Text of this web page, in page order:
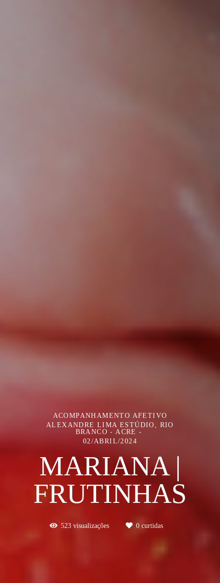
ACOMPANHAMENTO AFETIVO
ALEXANDRE LIMA ESTÚDIO, RIO
BRANCO - ACRE
02/ABRIL/2024
MARIANA |
FRUTINHAS
523 visualizações 0 curtidas